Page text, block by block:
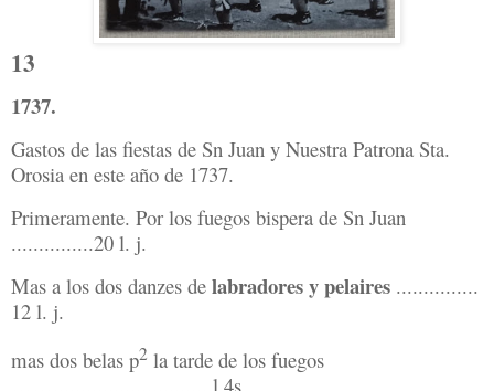
13
1737.
Gastos de las fiestas de Sn Juan y Nuestra Patrona Sta.
Orosia en este año de 1737.
Primeramente. Por los fuegos bispera de Sn Juan
...............20 l. j.
Mas a los dos danzes de labradores y pelaires ...............
12 l. j.
mas dos belas p2 la tarde de los fuegos
…….............................l 4s